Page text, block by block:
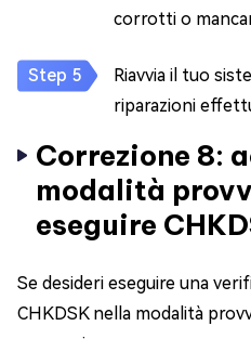
corrotti o
Riavvia il tuo
riparazioni
Correzione 8:
modalità
eseguire
Se desideri eseguire una
CHKDSK nella modalità